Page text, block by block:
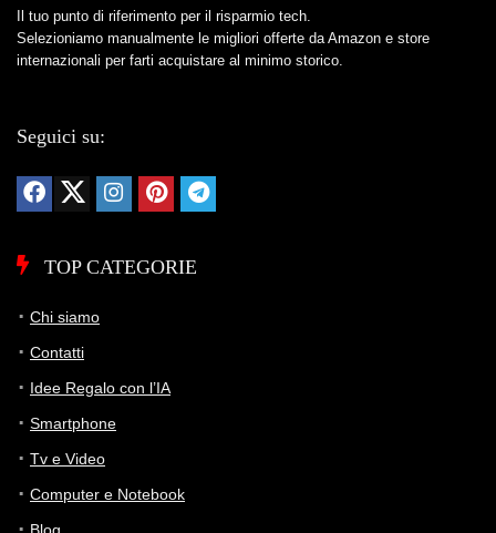
Il tuo punto di riferimento per il risparmio tech.
Selezioniamo manualmente le migliori offerte da Amazon e store
internazionali per farti acquistare al minimo storico.
Seguici su:
TOP CATEGORIE
Chi siamo
Contatti
Idee Regalo con l’IA
Smartphone
Tv e Video
Computer e Notebook